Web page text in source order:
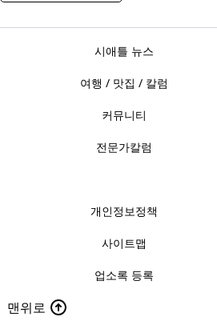
시애틀 뉴스
여행 / 맛집 / 칼럼
커뮤니티
전문가칼럼
개인정보정책
사이트맵
업소록 등록
맨위로